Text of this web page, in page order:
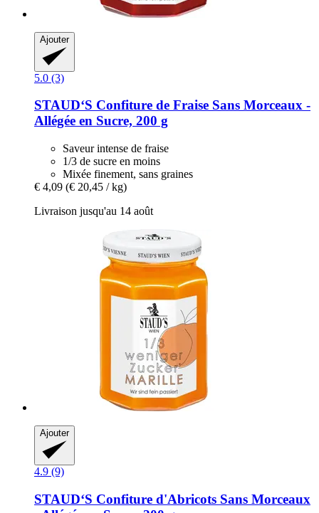
Ajouter
5.0 (3)
STAUD‘S Confiture de Fraise Sans Morceaux -​
Allégée en Sucre, 200 g
Saveur intense de fraise
1/3 de sucre en moins
Mixée finement, sans graines
€ 4,09 (€ 20,45 / kg)
Livraison jusqu'au 14 août
Ajouter
4.9 (9)
STAUD‘S Confiture d'Abricots Sans Morceaux